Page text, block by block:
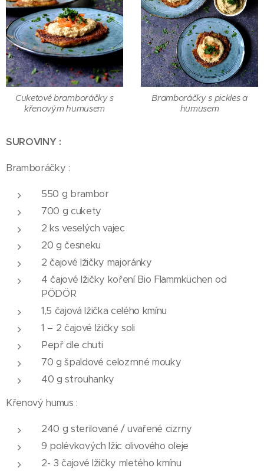
Cuketové bramboráčky s
křenovým humusem
Bramboráčky s pickles a
humusem
SUROVINY :
Bramboráčky :
550 g brambor
700 g cukety
2 ks veselých vajec
20 g česneku
2 čajové lžičky majoránky
4 čajové lžičky koření Bio Flammküchen od
PÖDÖR
1,5 čajová lžička celého kmínu
1 – 2 čajové lžičky soli
Pepř dle chuti
70 g špaldové celozrnné mouky
40 g strouhanky
Křenový humus :
240 g sterilované / uvařené cizrny
9 polévkových lžic olivového oleje
2- 3 čajové lžičky mletého kmínu